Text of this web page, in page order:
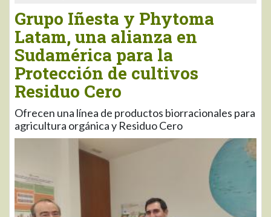
Grupo Iñesta y Phytoma
Latam, una alianza en
Sudamérica para la
Protección de cultivos
Residuo Cero
Ofrecen una línea de productos biorracionales para
agricultura orgánica y Residuo Cero